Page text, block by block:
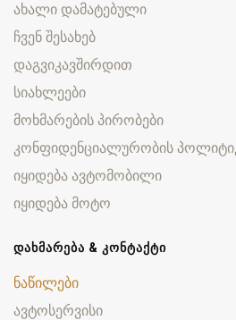
ახალი დამატებული
ჩვენ შესახებ
დაგვიკავშირდით
სიახლეები
მოხმარების პირობები
კონფიდენციალურობის
იყიდება ავტომობილი
იყიდება მოტო
ᲓᲐᲮᲛᲐᲠᲔᲑᲐ & ᲙᲝᲜᲢᲐᲥᲢᲘ
ნაწილები
ავტოსერვისი